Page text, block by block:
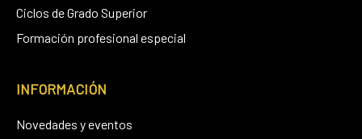
Ciclos de Grado Superior
Formación profesional especial
INFORMACIÓN
Novedades y eventos